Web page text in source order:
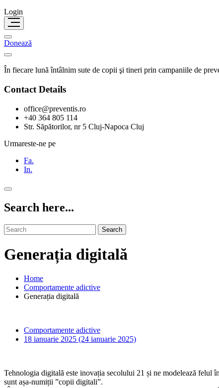
Login
Donează
În fiecare lună întâlnim sute de copii şi tineri prin campaniile de
Contact Details
office@preventis.ro
+40 364 805 114
Str. Săpătorilor, nr 5 Cluj-Napoca Cluj
Urmareste-ne pe
Fa.
In.
Search here...
Search
Generația digitală
Home
Comportamente adictive
Generația digitală
Comportamente adictive
18 ianuarie 2025 (24 ianuarie 2025)
Tehnologia digitală este inovația secolului 21 și ne modelează felul
sunt așa-numiții ”copii digitali”.